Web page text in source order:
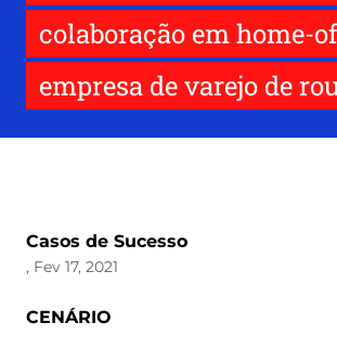
colaboração em home-
empresa de varejo de
Casos de Sucesso
, Fev 17, 2021
CENÁRIO